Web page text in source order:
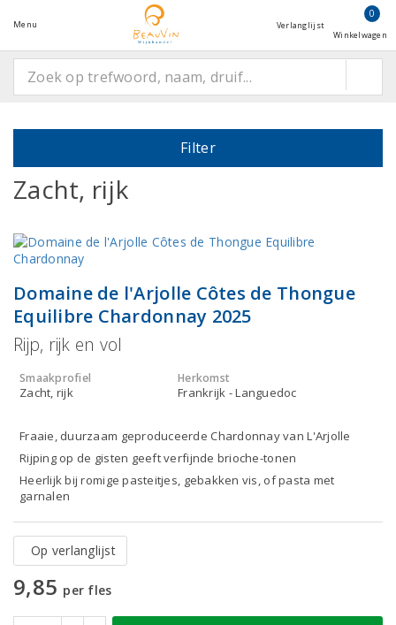
Menu Verlanglijst
0
Winkelwagen
Filter
Zacht, rijk
Domaine de l'Arjolle Côtes de Thongue
Equilibre Chardonnay 2025
Rijp, rijk en vol
Smaakprofiel
Zacht, rijk
Herkomst
Frankrijk - Languedoc
Fraaie, duurzaam geproduceerde Chardonnay van L'Arjolle
Rijping op de gisten geeft verfijnde brioche-tonen
Heerlijk bij romige pasteitjes, gebakken vis, of pasta met
garnalen
Op verlanglijst
9,85 per fles